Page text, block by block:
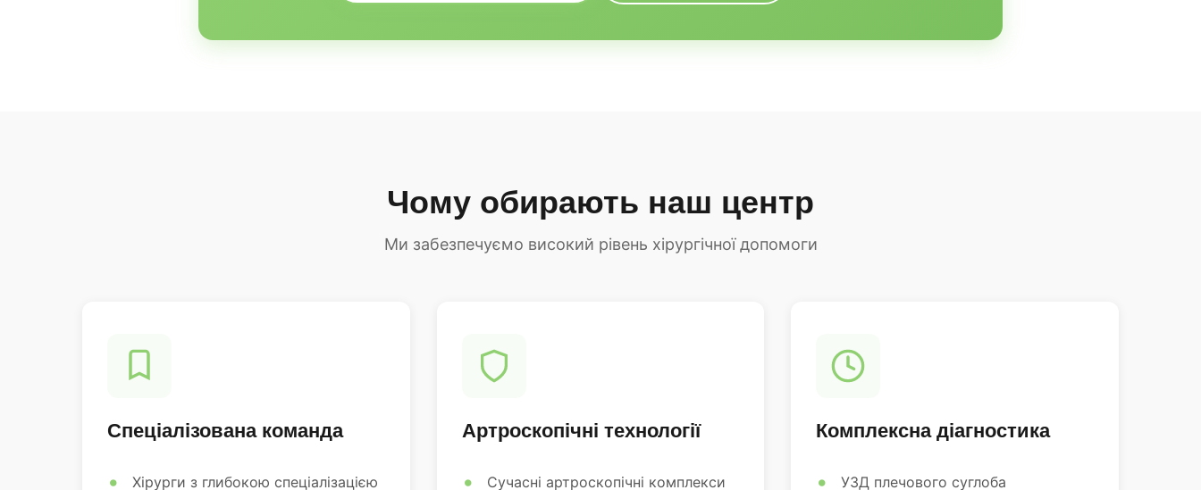
Чому обирають наш центр
Ми забезпечуємо високий рівень хірургічної допомоги
Спеціалізована команда
Хірурги з глибокою спеціалізацією
Артроскопічні технології
Сучасні артроскопічні комплекси
Комплексна діагностика
УЗД плечового суглоба